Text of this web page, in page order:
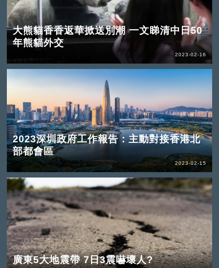
大熊貓香香返華掀送別潮 一文睇清中日50
年熊貓外交
2023-02-16
2023深圳政府工作報告：主動對接香港北
部都會區
2023-02-15
廣東5大地震帶 7日3震嚇壞人?